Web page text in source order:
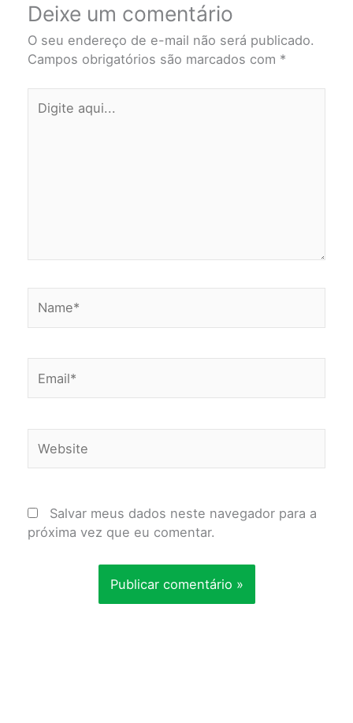
Deixe um comentário
O seu endereço de e-mail não será publicado.
Campos obrigatórios são marcados com *
aqui...
Salvar meus dados neste navegador para a
próxima vez que eu comentar.